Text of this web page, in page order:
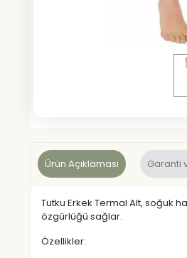
Ürün Açıklaması Garanti
Tutku Erkek Termal Alt, soğuk
özgürlüğü sağlar.
Özellikler: